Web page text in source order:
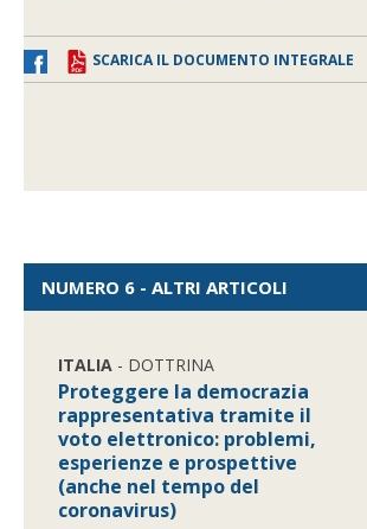
SCARICA IL DOCUMENTO INTEGRALE
NUMERO 6 - ALTRI ARTICOLI
ITALIA - DOTTRINA
Proteggere la democrazia
rappresentativa tramite il
voto elettronico: problemi,
esperienze e prospettive
(anche nel tempo del
coronavirus)